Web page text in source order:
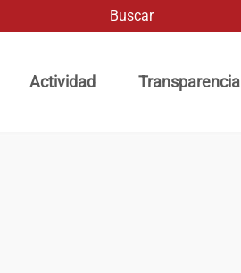
Actividad Transparencia